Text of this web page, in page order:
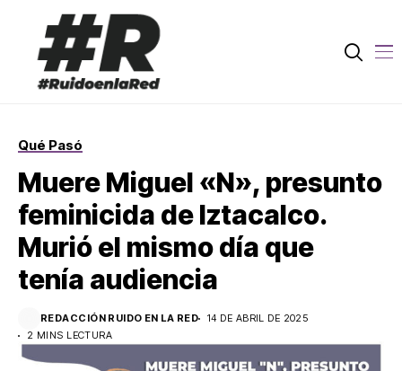
Qué Pasó
Muere Miguel «N», presunto
feminicida de Iztacalco.
Murió el mismo día que
tenía audiencia
REDACCIÓN RUIDO EN LA RED
14 DE ABRIL DE 2025
2 MINS LECTURA